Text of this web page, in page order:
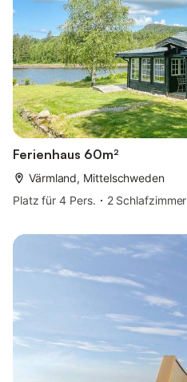
Ferienhaus 60m²
Värmland, Mittelschweden
Platz für 4 Pers.
2 Schlafzimmer